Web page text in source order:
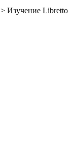
> Изучение Libretto